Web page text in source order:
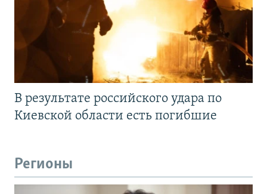
В результате российского удара по
Киевской области есть погибшие
Регионы